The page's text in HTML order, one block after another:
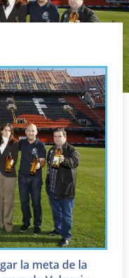
▼
centenario
la meta de la